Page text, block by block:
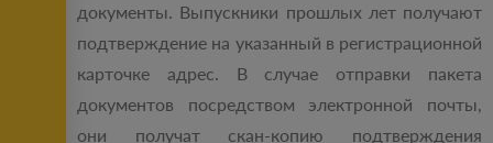
документы. Выпускники прошлых лет получают
подтверждение на указанный в регистрационной
карточке адрес. В случае отправки пакета
документов посредством электронной почты,
они получат скан-копию подтверждения